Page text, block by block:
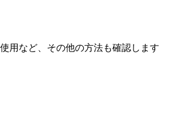
用など、その他の方法も確認します